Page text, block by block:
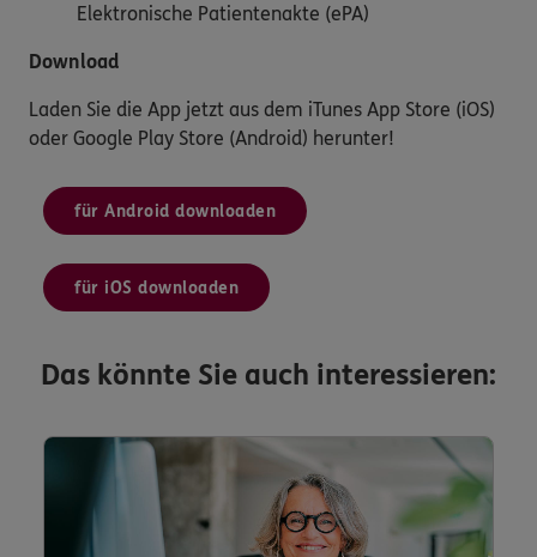
Elektronische Patientenakte (ePA)
Download
Laden Sie die App jetzt aus dem iTunes App Store (iOS)
oder Google Play Store (Android) herunter!
für Android downloaden
für iOS downloaden
Das könnte Sie auch interessieren: